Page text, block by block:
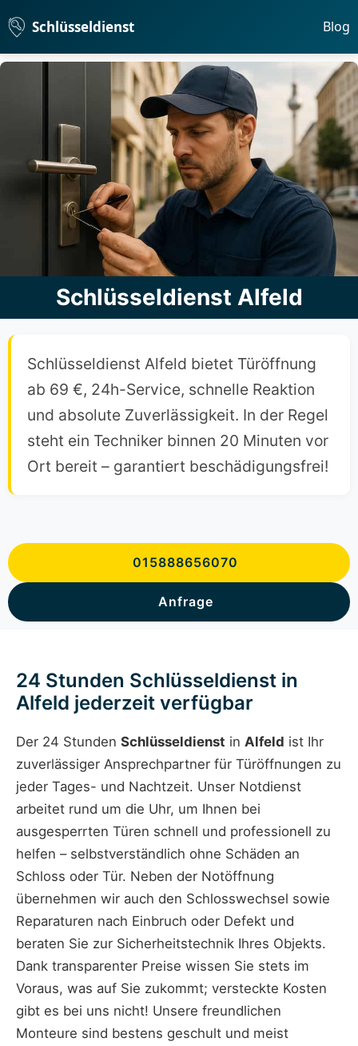
Schlüsseldienst Blog
Schlüsseldienst Alfeld
Schlüsseldienst Alfeld bietet Türöffnung
ab 69 €, 24h-Service, schnelle Reaktion
und absolute Zuverlässigkeit. In der Regel
steht ein Techniker binnen 20 Minuten vor
Ort bereit – garantiert beschädigungsfrei!
015888656070
Anfrage
24 Stunden Schlüsseldienst in
Alfeld jederzeit verfügbar
Der 24 Stunden Schlüsseldienst in Alfeld ist Ihr
zuverlässiger Ansprechpartner für Türöffnungen zu
jeder Tages- und Nachtzeit. Unser Notdienst
arbeitet rund um die Uhr, um Ihnen bei
ausgesperrten Türen schnell und professionell zu
helfen – selbstverständlich ohne Schäden an
Schloss oder Tür. Neben der Notöffnung
übernehmen wir auch den Schlosswechsel sowie
Reparaturen nach Einbruch oder Defekt und
beraten Sie zur Sicherheitstechnik Ihres Objekts.
Dank transparenter Preise wissen Sie stets im
Voraus, was auf Sie zukommt; versteckte Kosten
gibt es bei uns nicht! Unsere freundlichen
Monteure sind bestens geschult und meist